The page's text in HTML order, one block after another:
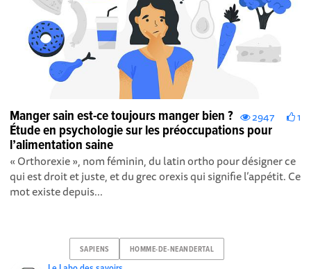
2947 1
Manger sain est-ce toujours manger bien ?
Étude en psychologie sur les préoccupations pour
l’alimentation saine
« Orthorexie », nom féminin, du latin ortho pour désigner ce
qui est droit et juste, et du grec orexis qui signifie l’appétit. Ce
mot existe depuis...
SAPIENS HOMME-DE-NEANDERTAL